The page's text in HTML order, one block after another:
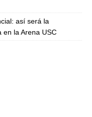
así será la
en la Arena USC